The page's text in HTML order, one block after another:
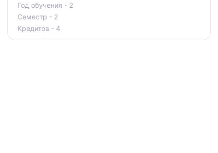
Год обучения - 2
Семестр - 2
Кредитов - 4